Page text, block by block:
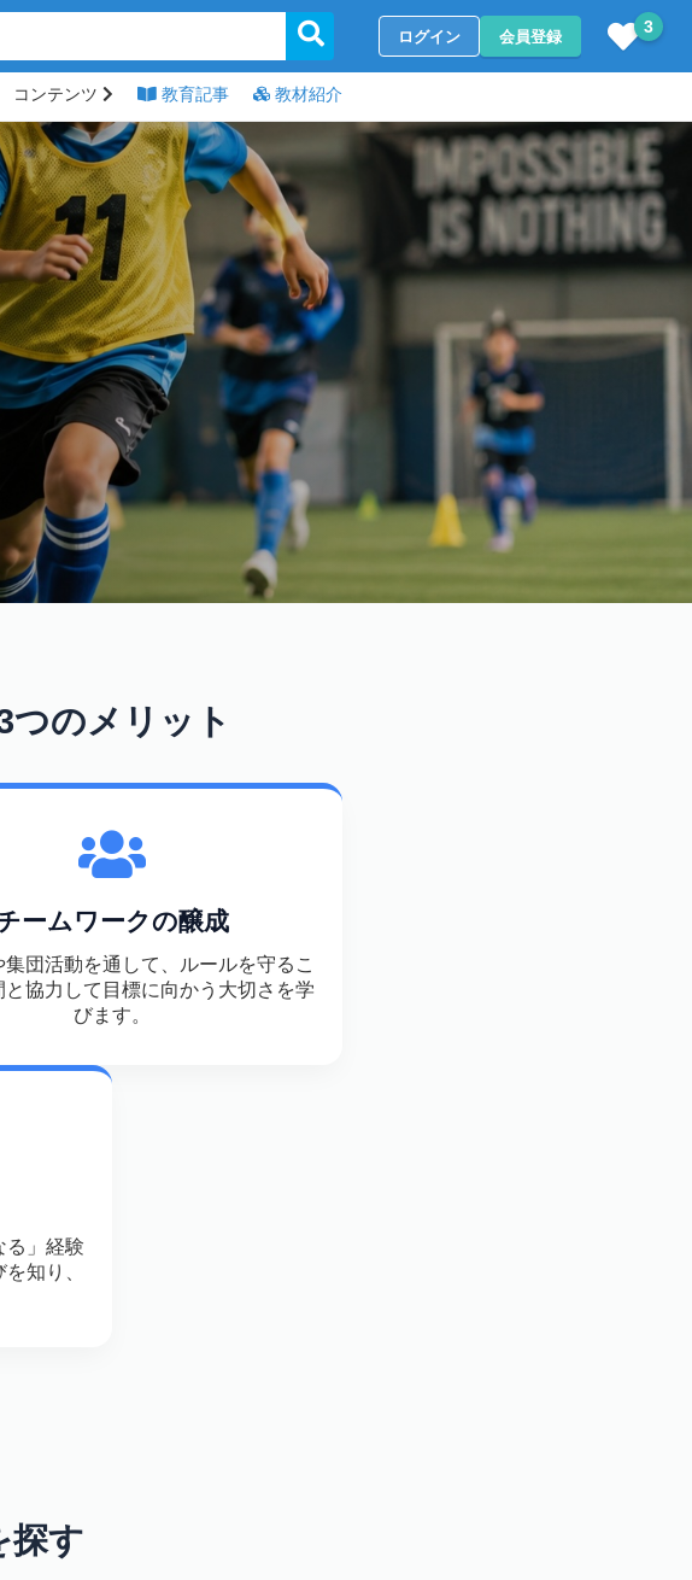
ログイン 会員登録 3
コンテンツ 教育記事 教材紹介
つのメリット
ームワークの醸成
集団活動を通して、ルールを守るこ
と協力して目標に向かう大切さを学
びます。
る」経験
知り、
探す